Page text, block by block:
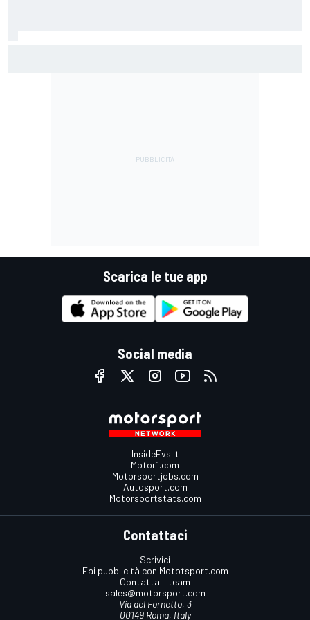
Scarica le tue app
Social media
InsideEvs.it
Motor1.com
Motorsportjobs.com
Autosport.com
Motorsportstats.com
Contattaci
Scrivici
Fai pubblicità con Mototsport.com
Contatta il team
sales@motorsport.com
Via del Fornetto, 3
00149 Roma, Italy